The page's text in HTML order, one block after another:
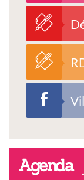
Agenda